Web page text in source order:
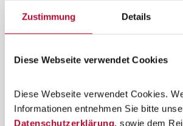
Zustimmung Details
Diese Webseite verwendet Cookies
Diese Webseite verwendet Cookies.
Informationen entnehmen Sie bitte
Datenschutzerklärung, sowie dem